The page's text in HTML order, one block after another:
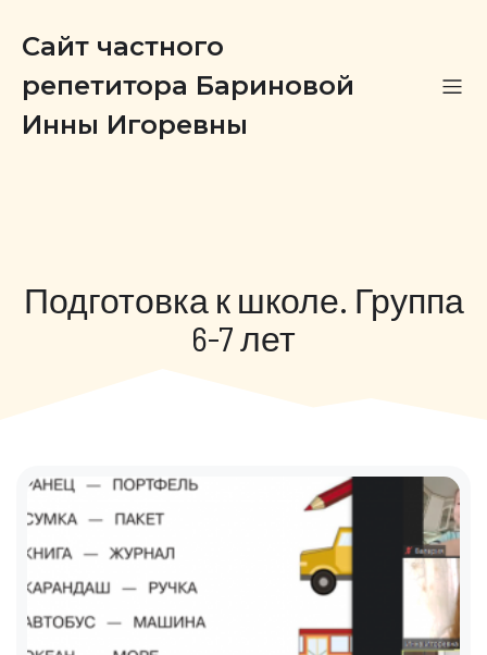
Сайт частного
репетитора Бариновой
Инны Игоревны
Подготовка к школе. Группа
6-7 лет